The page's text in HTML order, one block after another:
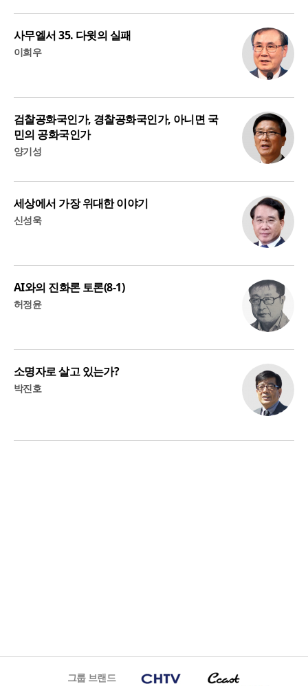
사무엘서 35. 다윗의 실패
이희우
검찰공화국인가, 경찰공화국인가, 아니면 국
민의 공화국인가
양기성
세상에서 가장 위대한 이야기
신성욱
AI와의 진화론 토론(8-1)
허정윤
소명자로 살고 있는가?
박진호
그룹 브랜드